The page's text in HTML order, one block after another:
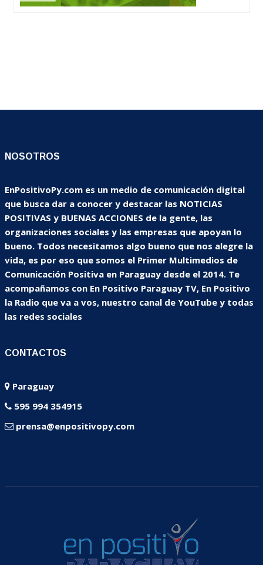
NOSOTROS
EnPositivoPy.com es un medio de comunicación digital
que busca dar a conocer y destacar las NOTICIAS
POSITIVAS y BUENAS ACCIONES de la gente, las
organizaciones sociales y las empresas que apoyan lo
bueno. Todos necesitamos algo bueno que nos alegre la
vida, es por eso que somos el Primer Multimedios de
Comunicación Positiva en Paraguay desde el 2014. Te
acompañamos con En Positivo Paraguay TV, En Positivo
la Radio que va a vos, nuestro canal de YouTube y todas
las redes sociales
CONTACTOS
Paraguay
595 994 354915
prensa@enpositivopy.com